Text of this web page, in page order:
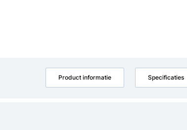
Product informatie Specificaties